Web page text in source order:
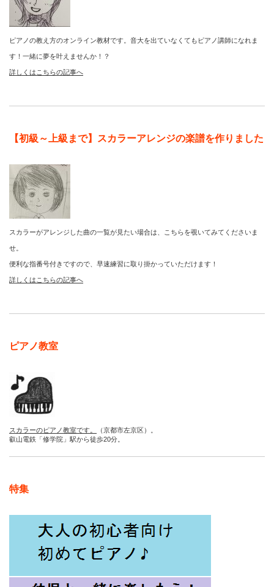
ピアノの教え方のオンライン教材です。音大を出ていなくてもピアノ講師になれま
す！一緒に夢を叶えませんか！？
詳しくはこちらの記事へ
【初級～上級まで】スカラーアレンジの楽譜を作りました
スカラーがアレンジした曲の一覧が見たい場合は、こちらを覗いてみてくださいま
せ。
便利な指番号付きですので、早速練習に取り掛かっていただけます！
詳しくはこちらの記事へ
ピアノ教室
スカラーのピアノ教室です。
（京都市左京区）。
叡山電鉄「修学院」駅から徒歩20分。
特集